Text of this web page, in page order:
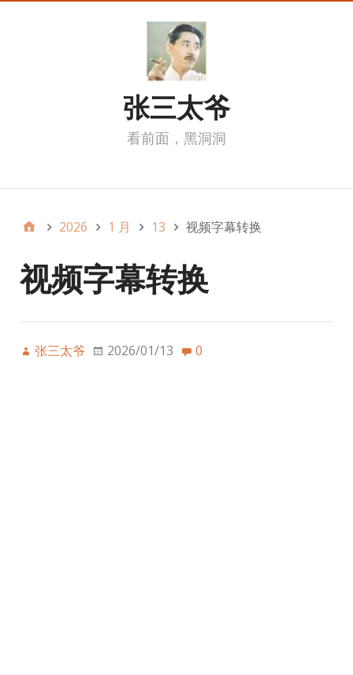
张三太爷
看前面，黑洞洞
2026 1 月 13 视频字幕转换
视频字幕转换
张三太爷 2026/01/13 0